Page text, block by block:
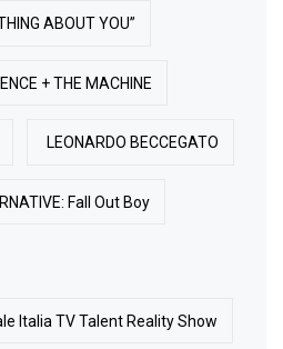
ABOUT YOU”
+ THE MACHINE
LEONARDO BECCEGATO
Fall Out Boy
Italia TV Talent Reality Show